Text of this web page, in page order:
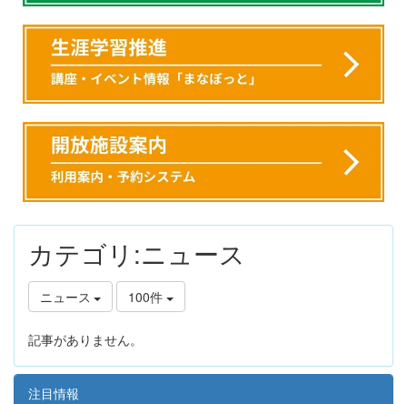
カテゴリ:ニュース
ニュース 100件
記事がありません。
注目情報